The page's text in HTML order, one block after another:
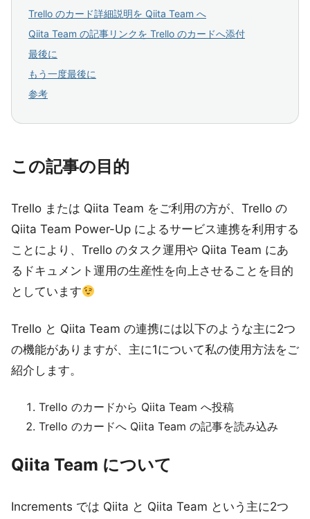
Trello のカード詳細説明を Qiita Team へ
Qiita Team の記事リンクを Trello のカードへ添付
最後に
もう一度最後に
参考
この記事の目的
Trello または Qiita Team をご利用の方が、Trello の
Qiita Team Power-Up によるサービス連携を利用する
ことにより、Trello のタスク運用や Qiita Team にあ
るドキュメント運用の生産性を向上させることを目的
としています
Trello と Qiita Team の連携には以下のような主に2つ
の機能がありますが、主に1について私の使用方法をご
紹介します。
Trello のカードから Qiita Team へ投稿
Trello のカードへ Qiita Team の記事を読み込み
Qiita Team について
Increments では Qiita と Qiita Team という主に2つ